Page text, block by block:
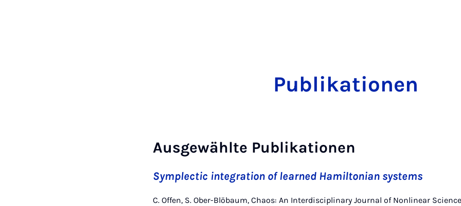
Publikationen
Ausgewählte Publikationen
Symplectic integration of learned Hamiltonian systems
C. Offen, S. Ober-Blöbaum, Chaos: An Interdisciplinary Journal of Nonlinear